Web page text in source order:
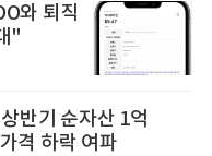
와 퇴직
"
반기 순자산 1억
격 하락 여파